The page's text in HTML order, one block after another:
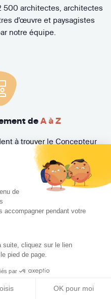
de
accompagner pendant votre
suite, cliquez sur le lien
pied de page.
par
OK pour moi
500 architectes, architectes
d'œuvre et paysagistes
notre équipe.
de A à Z
à trouver le Concepteur
décorateur, maître
l'évolution de votre
la Protection Juridique
nombreuses garanties
gratuits